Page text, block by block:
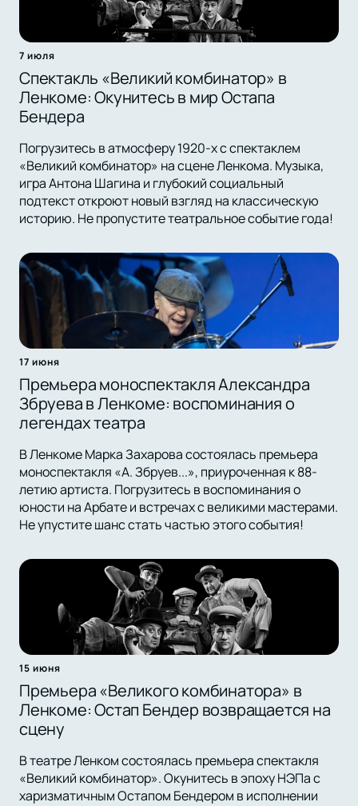
7 июля
Спектакль «Великий комбинатор» в
Ленкоме: Окунитесь в мир Остапа
Бендера
Погрузитесь в атмосферу 1920-х с спектаклем
«Великий комбинатор» на сцене Ленкома. Музыка,
игра Антона Шагина и глубокий социальный
подтекст откроют новый взгляд на классическую
историю. Не пропустите театральное событие года!
17 июня
Премьера моноспектакля Александра
Збруева в Ленкоме: воспоминания о
легендах театра
В Ленкоме Марка Захарова состоялась премьера
моноспектакля «А. Збруев...», приуроченная к 88-
летию артиста. Погрузитесь в воспоминания о
юности на Арбате и встречах с великими мастерами.
Не упустите шанс стать частью этого события!
15 июня
Премьера «Великого комбинатора» в
Ленкоме: Остап Бендер возвращается на
сцену
В театре Ленком состоялась премьера спектакля
«Великий комбинатор». Окунитесь в эпоху НЭПа с
харизматичным Остапом Бендером в исполнении